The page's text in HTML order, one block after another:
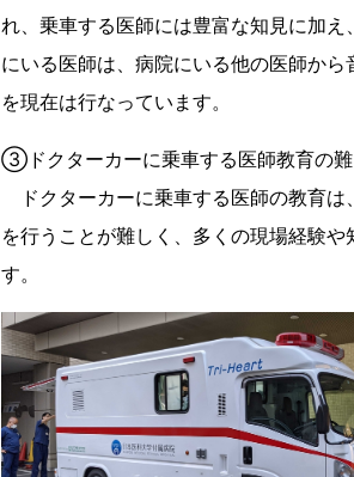
れ、乗車する医師には豊富な知見に加
にいる医師は、病院にいる他の医師か
を現在は行なっています。
③ドクターカーに乗車する医師教育の難
ドクターカーに乗車する医師の教育は
を行うことが難しく、多くの現場経験
す。